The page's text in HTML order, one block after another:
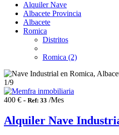
Alquiler Nave
Albacete Provincia
Albacete
Romica
Distritos
Romica (2)
1/9
400 € - Ref: 33 /Mes
Alquiler Nave